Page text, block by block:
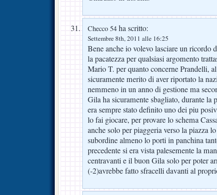
Checco 54 ha scritto:
Settembre 8th, 2011 alle 16:25
Bene anche io volevo lasciare un ricordo
la pacatezza per qualsiasi argomento
Mario T. per quanto concerne Prandelli,
sicuramente merito di aver riportato la
nemmeno in un anno di gestione ma
Gila ha sicuramente sbagliato, durante la
era sempre stato definito uno dei piu
lo fai giocare, per provare lo schema
anche solo per piaggeria verso la piazza
subordine almeno lo porti in panchina
precedente si era vista palesemente la
centravanti e il buon Gila solo per poter
(-2)avrebbe fatto sfracelli davanti al